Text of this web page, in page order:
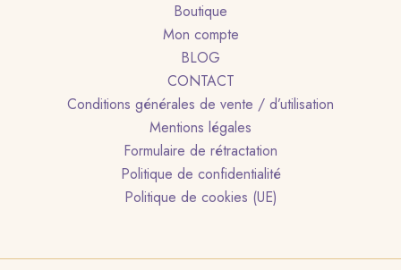
Boutique
Mon compte
BLOG
CONTACT
Conditions générales de vente / d’utilisation
Mentions légales
Formulaire de rétractation
Politique de confidentialité
Politique de cookies (UE)